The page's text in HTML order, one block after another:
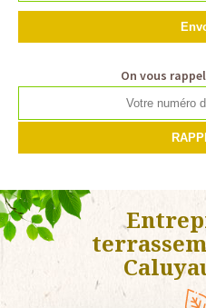
On vous